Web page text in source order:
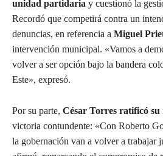
unidad partidaria y cuestionó la
Recordó que competirá contra un
denuncias, en referencia a Miguel
intervención municipal. «Vamos a
volver a ser opción bajo la bandera
Este», expresó.
Por su parte, César Torres ratificó su
victoria contundente: «Con Roberto
la gobernación van a volver a trabajar